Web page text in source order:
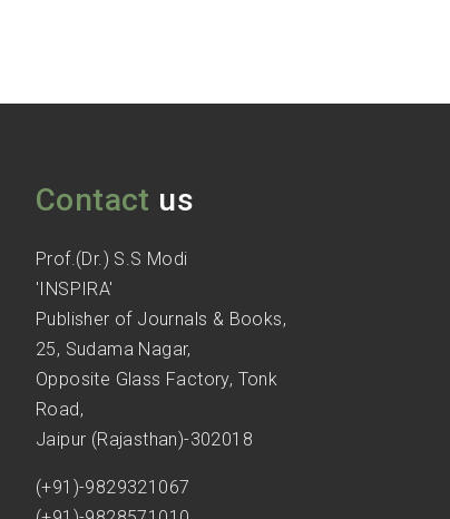
Contact us
Prof.(Dr.) S.S Modi
'INSPIRA'
Publisher of Journals & Books,
25, Sudama Nagar,
Opposite Glass Factory, Tonk
Road,
Jaipur (Rajasthan)-302018
(+91)-9829321067